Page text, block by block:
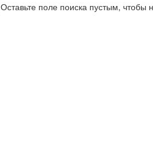
Оставьте поле поиска пустым, чтобы